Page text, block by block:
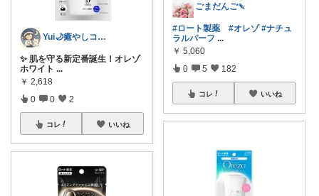
Yui🌙癒やしコーディネーター
✨ 肌を守る新定番誕生！オレゾ
ホワイト ...
￥ 2,618
0 0 2
コレ いいね
ごまだんご🍡
#ロート製薬 #オレゾ #ナチュ
ラルパーフ ...
￥ 5,060
0 5 182
コレ いいね